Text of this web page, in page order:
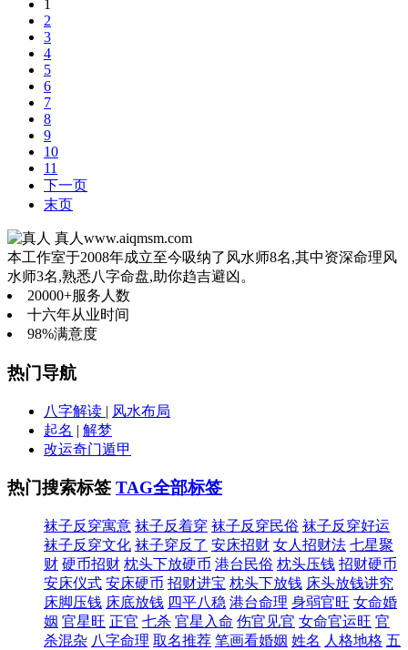
1
2
3
4
5
6
7
8
9
10
11
下一页
末页
真人 www.aiqmsm.com
本工作室于2008年成立至今吸纳了风水师8名,其中资深命理风
水师3名,熟悉八字命盘,助你趋吉避凶。
20000+服务人数
十六年从业时间
98%满意度
热门导航
八字解读 | 风水布局
起名 | 解梦
改运奇门遁甲
热门搜索标签 TAG全部标签
袜子反穿寓意 袜子反着穿 袜子反穿民俗 袜子反穿好运
袜子反穿文化 袜子穿反了 安床招财 女人招财法 七星聚
财 硬币招财 枕头下放硬币 港台民俗 枕头压钱 招财硬币
安床仪式 安床硬币 招财进宝 枕头下放钱 床头放钱讲究
床脚压钱 床底放钱 四平八稳 港台命理 身弱官旺 女命婚
姻 官星旺 正官 七杀 官星入命 伤官见官 女命官运旺 官
杀混杂 八字命理 取名推荐 笔画看婚姻 姓名 人格地格 五